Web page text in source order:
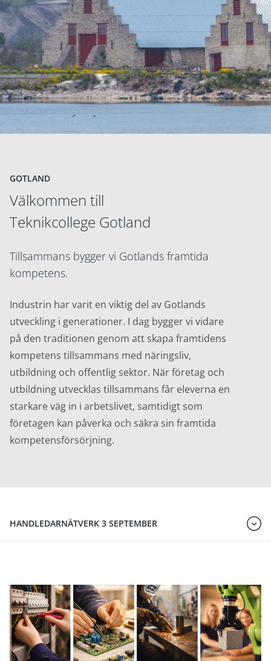
GOTLAND
Välkommen till
Teknikcollege Gotland
Tillsammans bygger vi Gotlands framtida
kompetens.
Industrin har varit en viktig del av Gotlands
utveckling i generationer. I dag bygger vi vidare
på den traditionen genom att skapa framtidens
kompetens tillsammans med näringsliv,
utbildning och offentlig sektor. När företag och
utbildning utvecklas tillsammans får eleverna en
starkare väg in i arbetslivet, samtidigt som
företagen kan påverka och säkra sin framtida
kompetensförsörjning.
HANDLEDARNÄTVERK 3 SEPTEMBER